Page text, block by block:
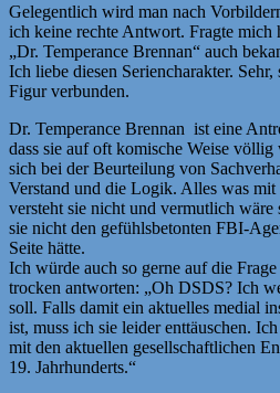
Gelegentlich wird man nach
ich keine rechte Antwort. Fragte mich
„Dr. Temperance Brennan“ auch
Ich liebe diesen Seriencharakter.
Figur verbunden.
Dr. Temperance Brennan ist eine
dass sie auf oft komische Weise
sich bei der Beurteilung von
Verstand und die Logik. Alles was
versteht sie nicht und vermutlich wäre
sie nicht den gefühlsbetonten FBI-
Seite hätte.
Ich würde auch so gerne auf die
trocken antworten: „Oh DSDS? Ich
soll. Falls damit ein aktuelles medial
ist, muss ich sie leider enttäuschen.
mit den aktuellen gesellschaftlichen
19. Jahrhunderts.“